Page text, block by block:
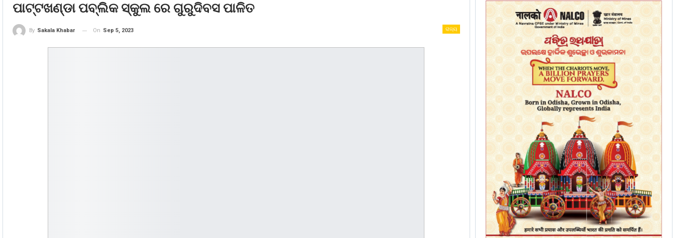
ପାଟ୍ଟଖଣ୍ଡା ପବ୍ଲିକ ସ୍କୁଲ ରେ ଗୁରୁଦିବସ ପାଳିତ
ରାଜ୍ୟ
By Sakala Khabar On Sep 5, 2023